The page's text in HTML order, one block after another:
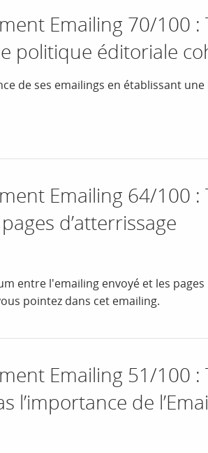
Emailing 70/100 :
politique éditoriale
de ses emailings en établissant une
Emailing 64/100 :
d’atterrissage
entre l'emailing envoyé et les pages
pointez dans cet emailing.
Emailing 51/100 :
l’importance de